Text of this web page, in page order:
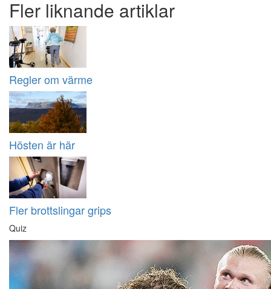
Fler liknande artiklar
Regler om värme
Hösten är här
Fler brottslingar grips
Quiz